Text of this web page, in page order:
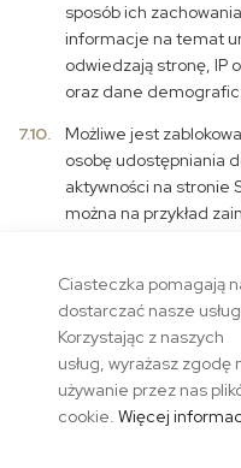
sposób ich
informacje na temat
odwiedzają stronę, IP
oraz dane
7.10.
Możliwe jest
osobę udostępniania
aktywności na stronie
można na przykład
W związku z
w Sklepie
analitycznych
Administrator
przetwarzania danych
Ciasteczka pomagają
dostarczać nasze
Korzystając z naszych
usług, wyrażasz zgodę
używanie przez nas
cookie. Więcej